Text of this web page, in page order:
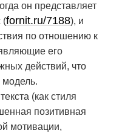
он представляет
(fornit.ru/7188), и
по отношению к
его
действий, что
модель.
(как стиля
позитивная
мотивации,